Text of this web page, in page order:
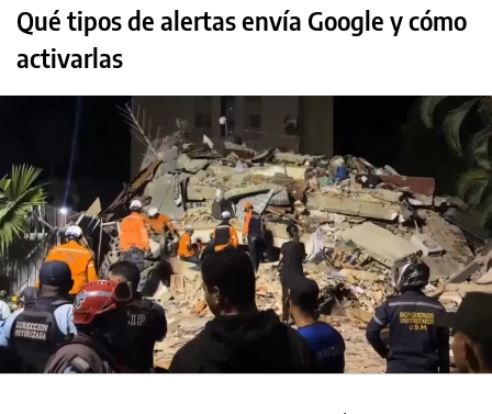
Qué tipos de alertas envía Google y cómo
activarlas